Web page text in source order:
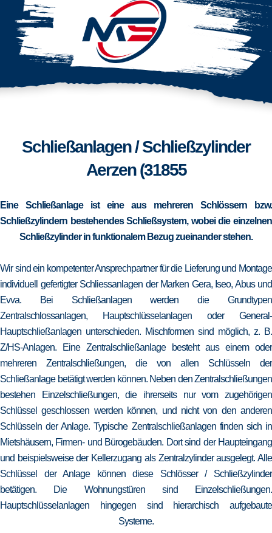
Schließanlagen / Schließzylinder
Aerzen (31855
Eine Schließanlage ist eine aus mehreren Schlössern bzw.
Schließzylindern bestehendes Schließsystem, wobei die einzelnen
Schließzylinder in funktionalem Bezug zueinander stehen.
Wir sind ein kompetenter Ansprechpartner für die Lieferung und Montage
individuell gefertigter Schliessanlagen der Marken Gera, Iseo, Abus und
Evva. Bei Schließanlagen werden die Grundtypen
Zentralschlossanlagen, Hauptschlüsselanlagen oder General-
Hauptschließanlagen unterschieden. Mischformen sind möglich, z. B.
Z/HS-Anlagen. Eine Zentralschließanlage besteht aus einem oder
mehreren Zentralschließungen, die von allen Schlüsseln der
Schließanlage betätigt werden können. Neben den Zentralschließungen
bestehen Einzelschließungen, die ihrerseits nur vom zugehörigen
Schlüssel geschlossen werden können, und nicht von den anderen
Schlüsseln der Anlage. Typische Zentralschließanlagen finden sich in
Mietshäusern, Firmen- und Bürogebäuden. Dort sind der Haupteingang
und beispielsweise der Kellerzugang als Zentralzylinder ausgelegt. Alle
Schlüssel der Anlage können diese Schlösser / Schließzylinder
betätigen. Die Wohnungstüren sind Einzelschließungen.
Hauptschlüsselanlagen hingegen sind hierarchisch aufgebaute
Systeme.